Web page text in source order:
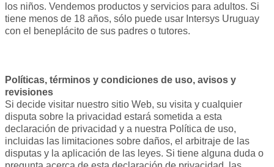
los niños. Vendemos productos y servicios para adultos. Si
tiene menos de 18 años, sólo puede usar Intersys Uruguay
con el beneplácito de sus padres o tutores.
Políticas, términos y condiciones de uso, avisos y
revisiones
Si decide visitar nuestro sitio Web, su visita y cualquier
disputa sobre la privacidad estará sometida a esta
declaración de privacidad y a nuestra Política de uso,
incluidas las limitaciones sobre daños, el arbitraje de las
disputas y la aplicación de las leyes. Si tiene alguna duda o